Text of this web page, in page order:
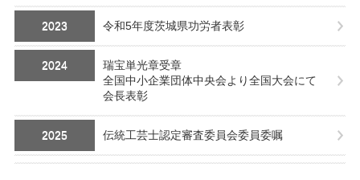
2023 令和5年度茨城県功労者表彰
2024
瑞宝単光章受章
全国中小企業団体中央会より全国大会にて
会長表彰
2025 伝統工芸士認定審査委員会委員委嘱